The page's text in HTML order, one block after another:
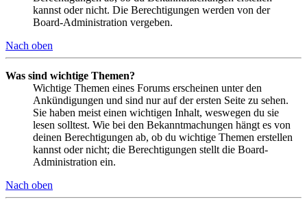
kannst oder nicht. Die Berechtigungen werden von der
Board-Administration vergeben.
Nach oben
Was sind wichtige Themen?
Wichtige Themen eines Forums erscheinen unter den
Ankündigungen und sind nur auf der ersten Seite zu sehen.
Sie haben meist einen wichtigen Inhalt, weswegen du sie
lesen solltest. Wie bei den Bekanntmachungen hängt es von
deinen Berechtigungen ab, ob du wichtige Themen erstellen
kannst oder nicht; die Berechtigungen stellt die Board-
Administration ein.
Nach oben